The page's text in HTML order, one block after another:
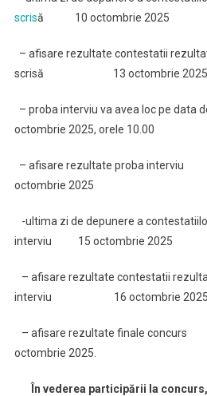
scrisă 10 octombrie 2025
– afisare rezultate contestatii
scrisă 13 octombrie 2025
– proba interviu va
octombrie 2025, orele 10.00
– afisare rezultate
octombrie 2025
-ultima zi de depunere a
interviu 15 octombrie 2025
– afisare rezultate contestatii
interviu 16 octombrie 2025
– afisare rezultate
octombrie 2025.
În vederea participării la concurs,